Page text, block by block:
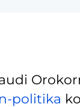
politika